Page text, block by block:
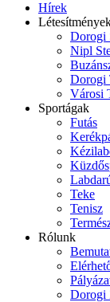
Hírek
Dorogi
Nipl
Dorogi
Városi
Sportágak
Futás
Teke
Tenisz
Rólunk
Dorogi